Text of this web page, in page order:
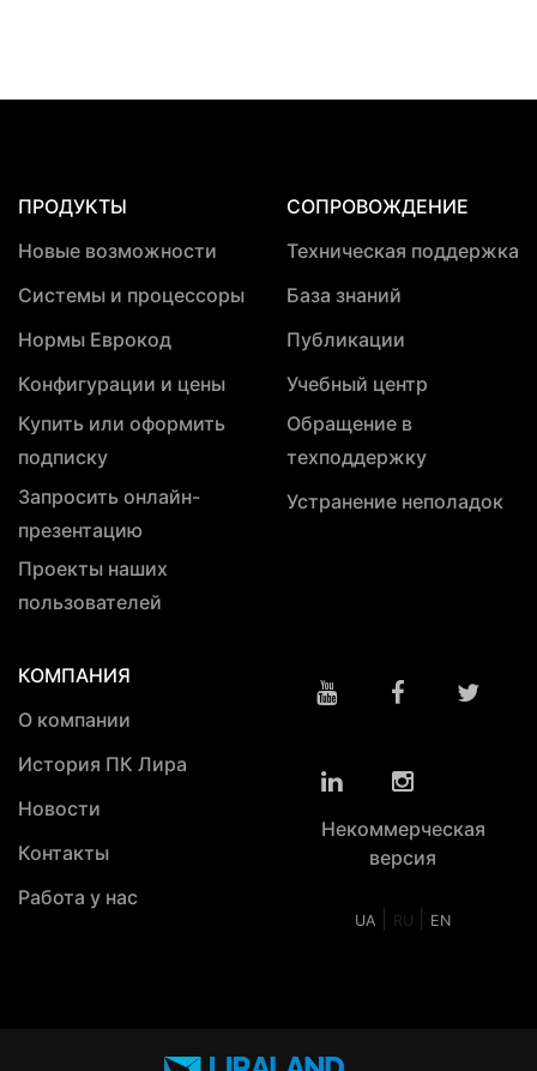
ПРОДУКТЫ
Новые возможности
Системы и процессоры
Нормы Еврокод
Конфигурации и цены
Купить или оформить
подписку
Запросить онлайн-
презентацию
Проекты наших
пользователей
СОПРОВОЖДЕНИЕ
Техническая поддержка
База знаний
Публикации
Учебный центр
Обращение в
техподдержку
Устранение неполадок
КОМПАНИЯ
О компании
История ПК Лира
Новости
Контакты
Работа у нас
Некоммерческая
версия
UA RU EN